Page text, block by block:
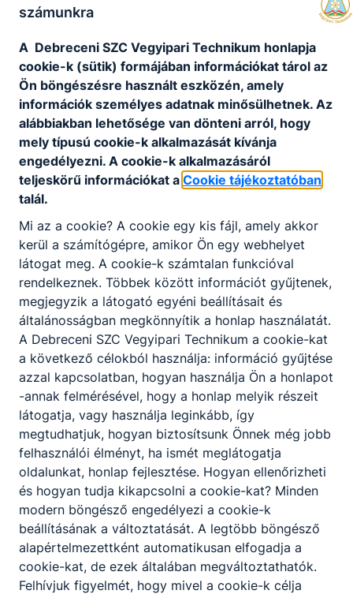
megalapozása mellett párhuzamosan biztosítja a
vizsgára. Ennek megfelelően intézményünk
közismereti oktatást, ágazati alapoktatást és
szakirányú technikus oktatást
folytat. Felsőoktatási partnerség vegyész
technikus képzésünk lehetővé teszi a szakirányú
továbbtanulást a felsőoktatásban rövidebb
képzési idővel.
Iskolánkra magas színvonalú szakmai és nyelvi
képzés jellemző, a vegyipar ágazatban indítandó
6 osztályunkból egy nyelvi előkészítő évfolyam
nélküli angol-magyar két tanítási nyelvű, fél
osztály angol nyelvi előkészítővel induló angol-
magyar két tanítási nyelvű, fél osztály német
nyelvi előkészítővel induló német-magyar két
tanítási nyelvű lesz. Mindkét fél osztályban
lehetőséget biztosítunk a másik idegen nyelv
tanulására is, megfelelve így a helyi
munkaerőpiaci elvárásoknak.
Partnereink
számunkra
A Debreceni SZC Vegyipari Technikum honlapja
cookie-k (sütik) formájában információkat tárol az
Ön böngészésre használt eszközén, amely
információk személyes adatnak minősülhetnek. Az
alábbiakban lehetősége van dönteni arról, hogy
mely típusú cookie-k alkalmazását kívánja
engedélyezni. A cookie-k alkalmazásáról
teljeskörű információkat a Cookie tájékoztatóban
talál.
Mi az a cookie? A cookie egy kis fájl, amely akkor
kerül a számítógépre, amikor Ön egy webhelyet
látogat meg. A cookie-k számtalan funkcióval
rendelkeznek. Többek között információt gyűjtenek,
megjegyzik a látogató egyéni beállításait és
általánosságban megkönnyítik a honlap használatát.
A Debreceni SZC Vegyipari Technikum a cookie-kat
a következő célokból használja: információ gyűjtése
azzal kapcsolatban, hogyan használja Ön a honlapot
-annak felmérésével, hogy a honlap melyik részeit
látogatja, vagy használja leginkább, így
megtudhatjuk, hogyan biztosítsunk Önnek még jobb
felhasználói élményt, ha ismét meglátogatja
oldalunkat, honlap fejlesztése. Hogyan ellenőrizheti
és hogyan tudja kikapcsolni a cookie-kat? Minden
modern böngésző engedélyezi a cookie-k
beállításának a változtatását. A legtöbb böngésző
alapértelmezettként automatikusan elfogadja a
cookie-kat, de ezek általában megváltoztathatók.
Felhívjuk figyelmét, hogy mivel a cookie-k célja